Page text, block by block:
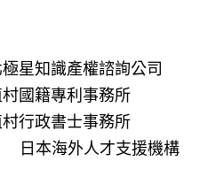
星知識產權諮詢公司
國籍專利事務所
行政書士事務所
日本海外人才支援機構